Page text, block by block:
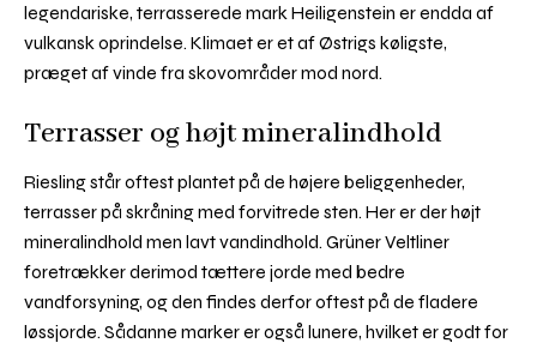
legendariske, terrasserede mark Heiligenstein er endda af
vulkansk oprindelse. Klimaet er et af Østrigs køligste,
præget af vinde fra skovområder mod nord.
Terrasser og højt mineralindhold
Riesling står oftest plantet på de højere beliggenheder,
terrasser på skråning med forvitrede sten. Her er der højt
mineralindhold men lavt vandindhold. Grüner Veltliner
foretrækker derimod tættere jorde med bedre
vandforsyning, og den findes derfor oftest på de fladere
løssjorde. Sådanne marker er også lunere, hvilket er godt for